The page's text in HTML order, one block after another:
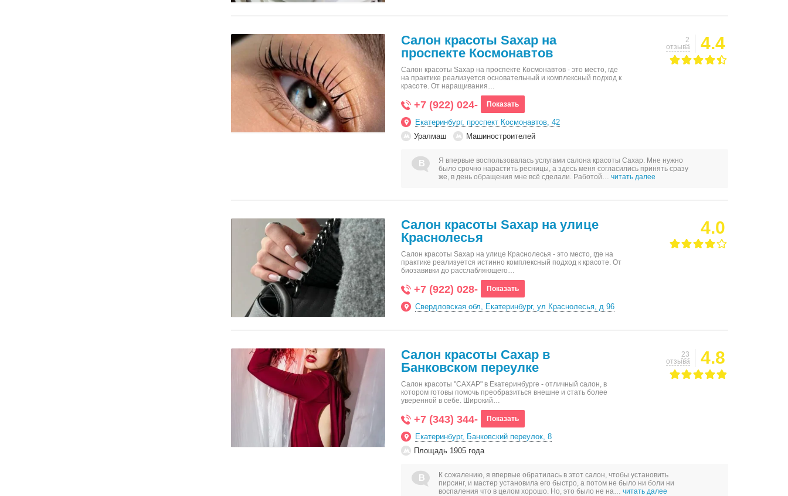
Салон красоты Saxap на
проспекте Космонавтов
Салон красоты Saxap на проспекте Космонавтов - это место, где
на практике реализуется основательный и комплексный подход к
красоте. От наращивания…
2
отзыва
4.4
+7 (922) 024- Показать
Екатеринбург, проспект Космонавтов, 42
Уралмаш
Машиностроителей
Я впервые воспользовалась услугами салона красоты Сахар. Мне нужно
было срочно нарастить ресницы, а здесь меня согласились принять сразу
же, в день обращения мне всё сделали. Работой… читать далее
Салон красоты Saxap на улице
Краснолесья
Салон красоты Saxap на улице Краснолесья - это место, где на
практике реализуется истинно комплексный подход к красоте. От
биозавивки до расслабляющего…
4.0
+7 (922) 028- Показать
Свердловская обл, Екатеринбург, ул Краснолесья, д 96
Салон красоты Сахар в
Банковском переулке
Салон красоты "САХАР" в Екатеринбурге - отличный салон, в
котором готовы помочь преобразиться внешне и стать более
уверенной в себе. Широкий…
23
отзыва
4.8
+7 (343) 344- Показать
Екатеринбург, Банковский переулок, 8
Площадь 1905 года
К сожалению, я впервые обратилась в этот салон, чтобы установить
пирсинг, и мастер установила его быстро, а потом не было ни боли ни
воспаления что в целом хорошо. Но, это было не на… читать далее